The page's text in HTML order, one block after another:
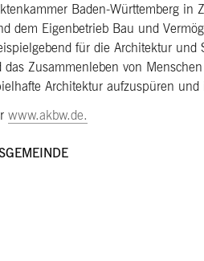
Baden-Württemberg in
dem Eigenbetrieb Bau und
für die Architektur und
Zusammenleben von
Architektur aufzuspüren
www.akbw.de.